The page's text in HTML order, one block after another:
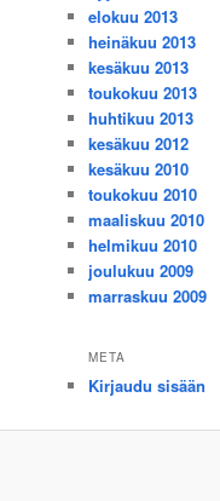
elokuu 2013
heinäkuu 2013
kesäkuu 2013
toukokuu 2013
huhtikuu 2013
kesäkuu 2012
kesäkuu 2010
toukokuu 2010
maaliskuu 2010
helmikuu 2010
joulukuu 2009
marraskuu 2009
META
Kirjaudu sisään